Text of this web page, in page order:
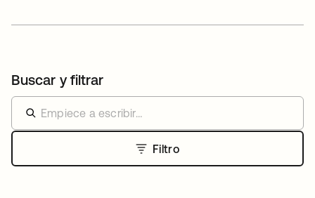
Buscar y filtrar
Filtro